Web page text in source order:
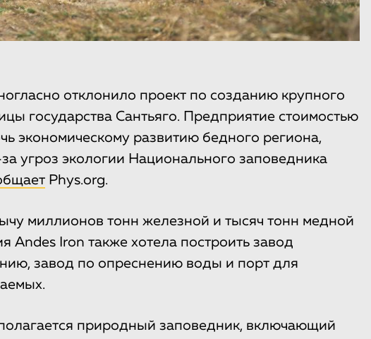
отклонило проект по созданию крупного
государства Сантьяго. Предприятие стоимостью
экономическому развитию бедного региона,
угроз экологии Национального заповедника
Phys.org.
миллионов тонн железной и тысяч тонн медной
Andes Iron также хотела построить завод
завод по опреснению воды и порт для
природный заповедник, включающий